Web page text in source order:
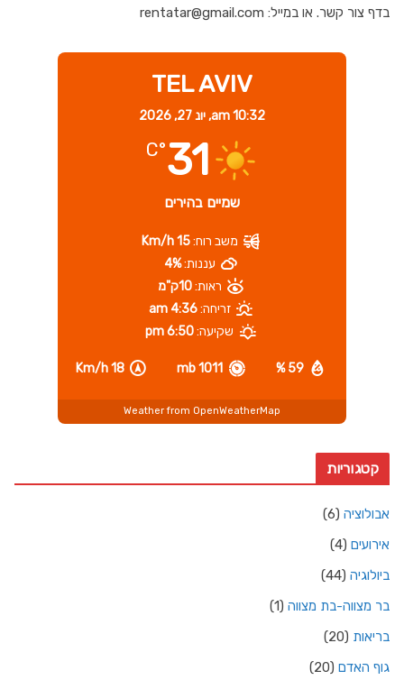
בדף צור קשר. או במייל: rentatar@gmail.com
TEL AVIV
10:32 am, יונ 27, 2026
31
°C
שמיים בהירים
59 %
1011 mb
18 Km/h
משב רוח:15 Km/h
עננות:4%
ראות:10ק"מ
זריחה:4:36 am
שקיעה:6:50 pm
Weather from OpenWeatherMap
קטגוריות
אבולוציה (6)
אירועים (4)
ביולוגיה (44)
בר מצווה-בת מצווה (1)
בריאות (20)
גוף האדם (20)